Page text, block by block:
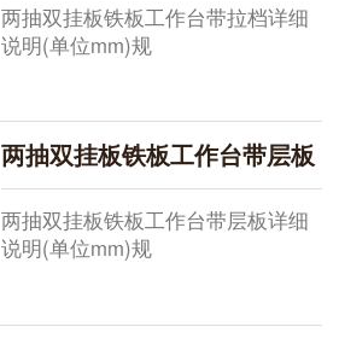
两抽双挂板铁板工作台带拉档详细
说明(单位mm)规
2100*750*800+1000，现货供应其
他规格需要定做桌面:总厚50mm由
5mm原铁板+45mm高密度板+黑色
pvc胶条机压
两抽双挂板铁板工作台带层板
两抽双挂板铁板工作台带层板详细
说明(单位mm)规
2100*750*800+1000，现货供应其